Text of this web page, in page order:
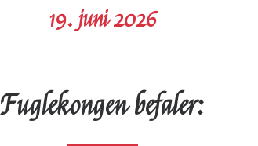
19. juni 2026
Fuglekongen befaler: